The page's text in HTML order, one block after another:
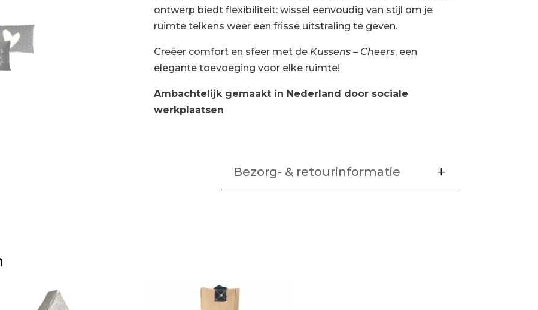
ontwerp biedt flexibiliteit: wissel eenvoudig van stijl om je
ruimte telkens weer een frisse uitstraling te geven.
Creëer comfort en sfeer met de Kussens – Cheers, een
elegante toevoeging voor elke ruimte!
Ambachtelijk gemaakt in Nederland door sociale
werkplaatsen
Bezorg- & retourinformatie